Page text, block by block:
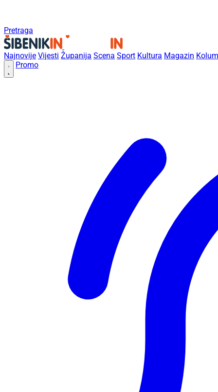
Pretraga
Najnovije Vijesti Županija Scena Sport Kultura Magazin
Promo